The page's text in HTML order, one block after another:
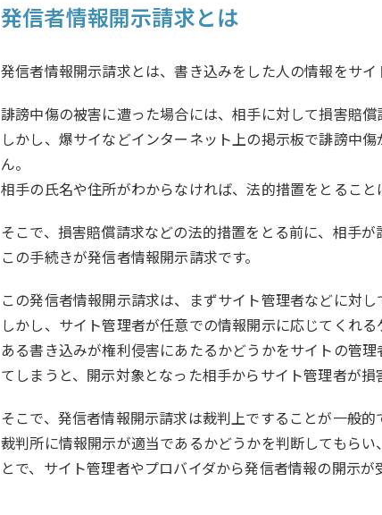
発信者情報開示請求とは
発信者情報開示請求とは、書き込みをした人の情報をサ
誹謗中傷の被害に遭った場合には、相手に対して損害賠
しかし、爆サイなどインターネット上の掲示板で誹謗中
ん。
相手の氏名や住所がわからなければ、法的措置をとること
そこで、損害賠償請求などの法的措置をとる前に、相手が
この手続きが発信者情報開示請求です。
この発信者情報開示請求は、まずサイト管理者などに対し
しかし、サイト管理者が任意での情報開示に応じてくれる
ある書き込みが権利侵害にあたるかどうかをサイトの管
てしまうと、開示対象となった相手からサイト管理者が
そこで、発信者情報開示請求は裁判上ですることが一般的
裁判所に情報開示が適当であるかどうかを判断してもら
とで、サイト管理者やプロバイダから発信者情報の開示が